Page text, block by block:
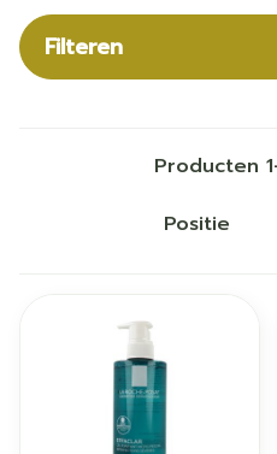
Filteren
Producten 1
Sorteer op: